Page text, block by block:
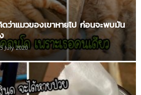
ว่าแมวของเขาหายไป ก่อนจะพบมัน
July 2020